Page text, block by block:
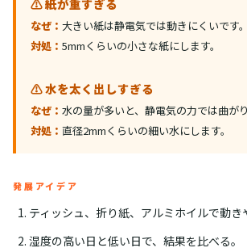
なぜ： 大きい紙は静電気では動きにくいです。
対処： 5mmくらいの小さな紙にします。
⚠️ 水を太く出しすぎる
なぜ： 水の量が多いと、静電気の力では曲が
対処： 直径2mmくらいの細い水にします。
発展アイデア
ティッシュ、折り紙、アルミホイルで動き
湿度の高い日と低い日で、結果を比べる。